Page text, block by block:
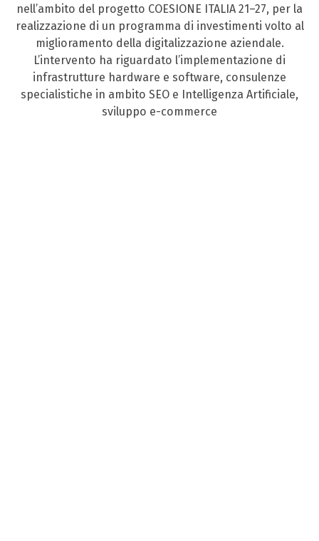
nell’ambito del progetto COESIONE ITALIA 21–27, per la
realizzazione di un programma di investimenti volto al
miglioramento della digitalizzazione aziendale.
L’intervento ha riguardato l’implementazione di
infrastrutture hardware e software, consulenze
specialistiche in ambito SEO e Intelligenza Artificiale,
sviluppo e-commerce